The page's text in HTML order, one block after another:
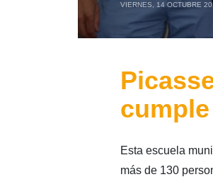
VIERNES, 14 OCTUBRE
Esta escuela
más de 130